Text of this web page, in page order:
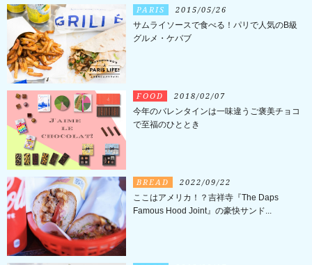
PARIS 2015/05/26
サムライソースで食べる！パリで人気のB級
グルメ・ケバブ
FOOD 2018/02/07
今年のバレンタインは一味違うご褒美チョコ
で至福のひととき
BREAD 2022/09/22
ここはアメリカ！？吉祥寺『The Daps
Famous Hood Joint』の豪快サンド...